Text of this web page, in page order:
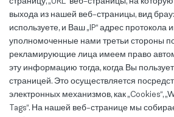
страницу, „URL“ веб-страницы, на
выхода из нашей веб-страницы, вид
используете, и Ваш „IP“ адрес
уполномоченные нами третьи стороны
рекламирующие лица имеем право
эту информацию тогда, когда Вы
страницей. Это осуществляется
электронных механизмов, как „Cookies“,
Tags“. На нашей веб-странице мы